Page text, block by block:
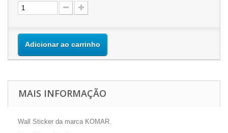
Adicionar ao carrinho
MAIS INFORMAÇÃO
Wall Sticker da marca KOMAR.